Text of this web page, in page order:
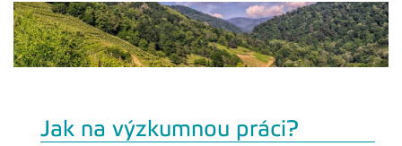
Jak na výzkumnou práci?